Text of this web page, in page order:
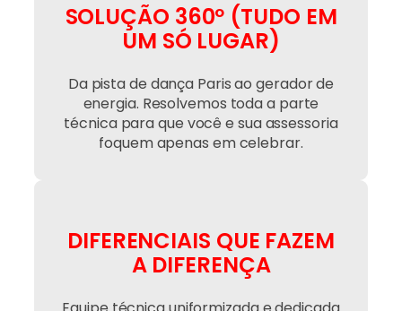
SOLUÇÃO 360º (TUDO EM
UM SÓ LUGAR)
Da pista de dança Paris ao gerador de
energia. Resolvemos toda a parte
técnica para que você e sua assessoria
foquem apenas em celebrar.
DIFERENCIAIS QUE FAZEM
A DIFERENÇA